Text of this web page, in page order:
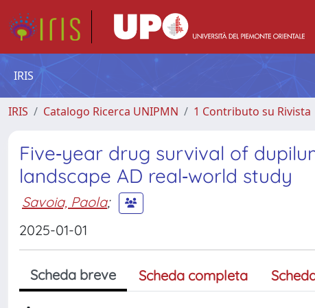
IRIS
IRIS Catalogo Ricerca UNIPMN 1 Contributo su Rivista
Five‐year drug survival of
landscape AD real‐world study
Savoia, Paola;
2025-01-01
Scheda breve Scheda completa